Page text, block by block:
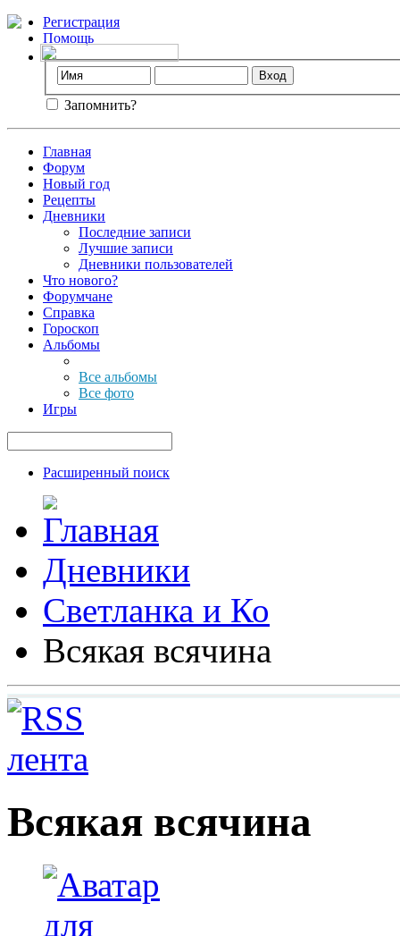
Регистрация
Помощь
Запомнить?
Главная
Форум
Новый год
Рецепты
Дневники
Последние записи
Лучшие записи
Дневники пользователей
Что нового?
Форумчане
Справка
Гороскоп
Альбомы
Все альбомы
Все фото
Игры
Расширенный поиск
Дневники
Светланка и Ко
Всякая всячина
Всякая всячина